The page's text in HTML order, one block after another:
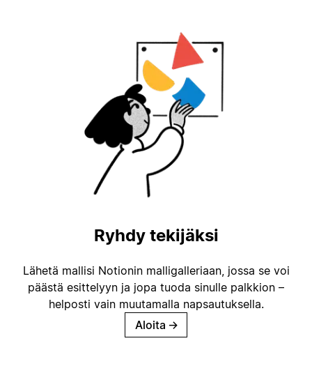
Ryhdy tekijäksi
Lähetä mallisi Notionin malligalleriaan, jossa se voi
päästä esittelyyn ja jopa tuoda sinulle palkkion –
helposti vain muutamalla napsautuksella.
Aloita →